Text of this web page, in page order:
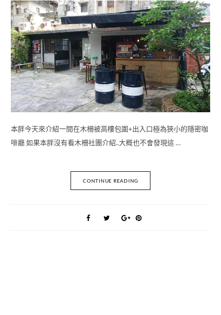
本胖今天來介紹一間在木柵被高樓包圍+出入口極為狹小的隱密咖
啡廳 如果本胖沒有看木柵社團介紹..大概也不會發現這 …
CONTINUE READING